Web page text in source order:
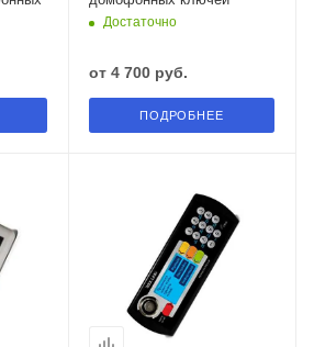
Достаточно
от 4 700 руб.
ПОДРОБНЕЕ